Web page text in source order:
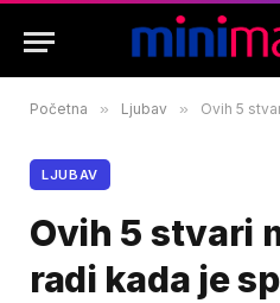
Početna » Ljubav » Ovih 5 stvari
LJUBAV
Ovih 5 stvari
radi kada je